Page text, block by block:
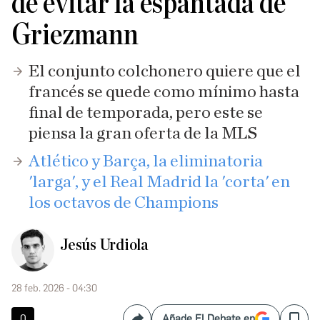
Griezmann
El conjunto colchonero quiere que el
francés se quede como mínimo hasta
final de temporada, pero este se
piensa la gran oferta de la MLS
Atlético y Barça, la eliminatoria
'larga', y el Real Madrid la 'corta' en
los octavos de Champions
Jesús Urdiola
28 feb. 2026 - 04:30